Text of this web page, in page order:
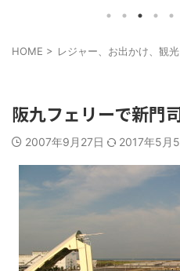
HOME > レジャー、お出かけ、観光
阪九フェリーで新門
2007年9月27日 2017年5月